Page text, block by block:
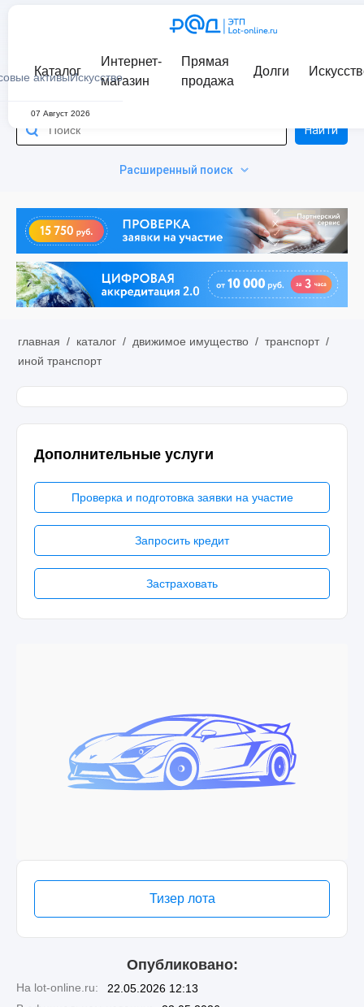
активыИскусство
Каталог
Интернет-
магазин
Прямая
продажа
Долги
07 Август 2026
Расширенный поиск
Найти
главная / каталог / движимое имущество / транспорт /
иной транспорт
Дополнительные услуги
Проверка и подготовка заявки на участие
Запросить кредит
Застраховать
Тизер лота
Опубликовано:
На lot-online.ru:
22.05.2026 12:13